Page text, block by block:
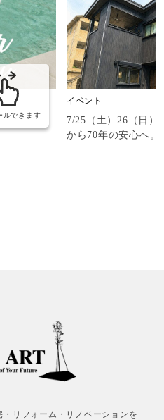
イベント
7/25（土）26（日）
から70年の安心へ
ルできます
リフォーム・リノベーションを